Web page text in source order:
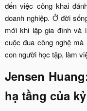
đến việc công khai
doanh nghiệp. Ở đời
mới khi lập gia đình và
cuộc đua công nghệ
con người học tập, làm
Jensen
hạ tầng của